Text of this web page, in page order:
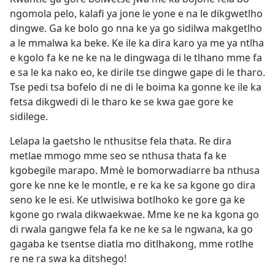
ngomola pelo, kalafi ya jone le yone e na le dikgwetlho
dingwe. Ga ke bolo go nna ke ya go sidilwa makgetlho
a le mmalwa ka beke. Ke ile ka dira karo ya me ya ntlha
e kgolo fa ke ne ke na le dingwaga di le tlhano mme fa
e sa le ka nako eo, ke dirile tse dingwe gape di le tharo.
Tse pedi tsa bofelo di ne di le boima ka gonne ke ile ka
fetsa dikgwedi di le tharo ke se kwa gae gore ke
sidilege.
Lelapa la gaetsho le nthusitse fela thata. Re dira
metlae mmogo mme seo se nthusa thata fa ke
kgobegile marapo. Mmè le bomorwadiarre ba nthusa
gore ke nne ke le montle, e re ka ke sa kgone go dira
seno ke le esi. Ke utlwisiwa botlhoko ke gore ga ke
kgone go rwala dikwaekwae. Mme ke ne ka kgona go
di rwala gangwe fela fa ke ne ke sa le ngwana, ka go
gagaba ke tsentse diatla mo ditlhakong, mme rotlhe
re ne ra swa ka ditshego!